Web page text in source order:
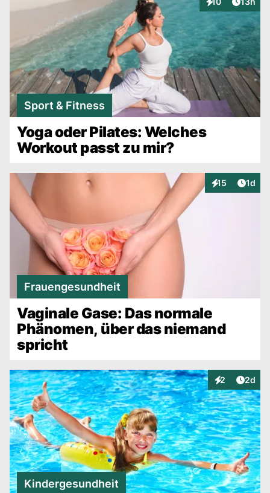
Interaktionen
Sport & Fitness
Yoga oder Pilates: Welches
Workout passt zu mir?
15
Interaktionen
1d
Frauengesundheit
Vaginale Gase: Das normale
Phänomen, über das niemand
spricht
2
Interaktionen
2d
Kindergesundheit